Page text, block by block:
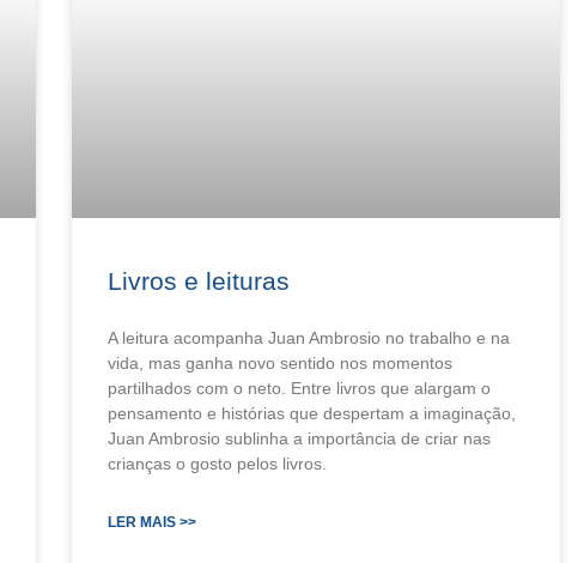
Livros e leituras
A leitura acompanha Juan Ambrosio no trabalho e na
vida, mas ganha novo sentido nos momentos
partilhados com o neto. Entre livros que alargam o
pensamento e histórias que despertam a imaginação,
Juan Ambrosio sublinha a importância de criar nas
crianças o gosto pelos livros.
LER MAIS >>